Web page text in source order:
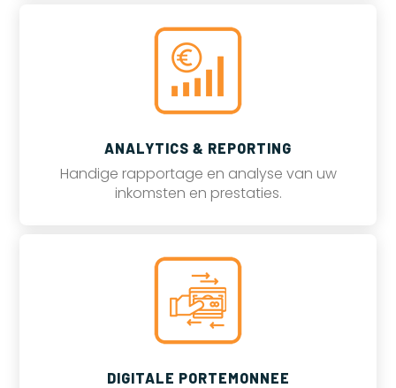
ANALYTICS & REPORTING
Handige rapportage en analyse van uw
inkomsten en prestaties.
DIGITALE PORTEMONNEE